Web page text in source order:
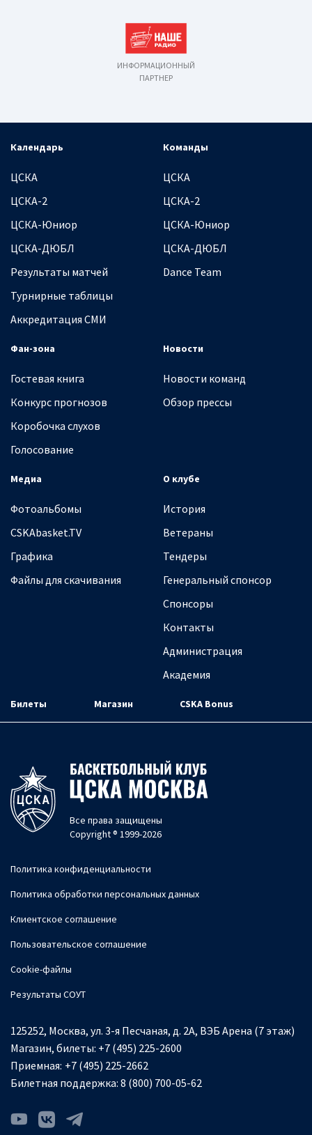
ИНФОРМАЦИОННЫЙ
ПАРТНЕР
Календарь
ЦСКА
ЦСКА-2
ЦСКА-Юниор
ЦСКА-ДЮБЛ
Результаты матчей
Турнирные таблицы
Аккредитация СМИ
Команды
ЦСКА
ЦСКА-2
ЦСКА-Юниор
ЦСКА-ДЮБЛ
Dance Team
Фан-зона
Гостевая книга
Конкурс прогнозов
Коробочка слухов
Голосование
Новости
Новости команд
Обзор прессы
Медиа
Фотоальбомы
CSKAbasket.TV
Графика
Файлы для скачивания
О клубе
История
Ветераны
Тендеры
Генеральный спонсор
Спонсоры
Контакты
Администрация
Академия
Билеты Магазин CSKA Bonus
Все права защищены
Copyright ® 1999-2026
Политика конфиденциальности
Политика обработки персональных данных
Клиентское соглашение
Пользовательское соглашение
Cookie-файлы
Результаты СОУТ
125252, Москва, ул. 3-я Песчаная, д. 2А, ВЭБ Арена (7 этаж)
Магазин, билеты: +7 (495) 225-2600
Приемная: +7 (495) 225-2662
Билетная поддержка: 8 (800) 700-05-62